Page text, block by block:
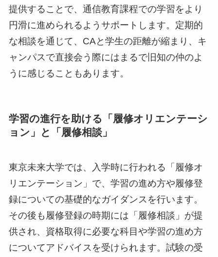
提供することで、通信教育課程での学習をより
円滑に進められるようサポートします。定期的
な相談を通じて、CAと学生の距離が縮まり、キ
ャンパスで直接会う際にはまるで旧知の仲のよ
うに感じることもあります。
学習の進行を助ける「履修オリエンテーシ
ョン」と「履修相談」
東京未来大学では、入学時に行われる「履修オ
リエンテーション」で、学習の進め方や履修登
録についての基礎的なガイダンスを行います。
その後も履修登録の時期には「履修相談」が提
供され、資格取得に必要な科目や学習の進め方
についてアドバイスを受けられます。試験の受